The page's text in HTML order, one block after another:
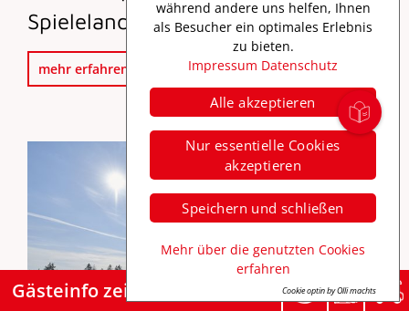
Gästeinfo zeigen
Spieleland
mehr erfahren
während andere uns helfen, Ihnen
als Besucher ein optimales Erlebnis
zu bieten.
Impressum Datenschutz
Alle akzeptieren
Nur essentielle Cookies
akzeptieren
Speichern und schließen
Mehr über die genutzten Cookies
erfahren
Cookie optin by Olli machts